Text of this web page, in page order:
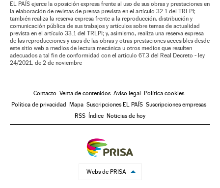
EL PAÍS ejerce la oposición expresa frente al uso de sus obras y prestaciones en
la elaboración de revistas de prensa prevista en el artículo 32.1 del TRLPI;
también realiza la reserva expresa frente a la reproducción, distribución y
comunicación pública de sus trabajos y artículos sobre temas de actualidad
prevista en el artículo 33.1 del TRLPI; y, asimismo, realiza una reserva expresa
de las reproducciones y usos de las obras y otras prestaciones accesibles desde
este sitio web a medios de lectura mecánica u otros medios que resulten
adecuados a tal fin de conformidad con el artículo 67.3 del Real Decreto - ley
24/2021, de 2 de noviembre
Contacto Venta de contenidos Aviso legal
Política cookies
Política de privacidad
Mapa Suscripciones EL PAÍS Suscripciones empresas
RSS
Índice Noticias de hoy
Webs de PRISA